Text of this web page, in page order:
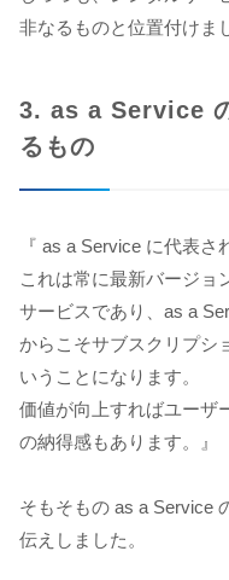
非なるものと位置付けま
3. as a Service
るもの
『 as a Service に代表さ
これは常に最新バージョ
サービスであり、as a
からこそサブスクリプシ
いうことになります。
価値が向上すればユーザ
の納得感もあります。』
そもそもの as a Service
伝えしました。